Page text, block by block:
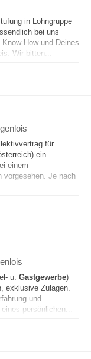
in Lohngruppe
bei uns
How und Deines
Wir bitten...
für
ein
einem
vorgesehen. Je nach
u. Gastgewerbe)
exklusive Zulagen.
und
persönlichen...